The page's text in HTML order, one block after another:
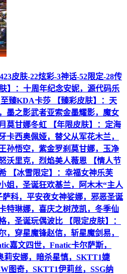
皮肤-22炫彩-3神话-52限定-28传
】：十周年纪念安妮，源代码乐
臻KDA卡莎 【臻彩皮肤】：天
墨之影武者亚索金墨耀影，魔女
莫甘娜冬虹 【年限皮肤】：定海
卡西奥佩娅，替父从军花木兰，
孙悟空，紫金罗刹莫甘娜，玉净
沃里克，烈焰美人薇恩 【情人节
【冰雪限定】：幸福女神乐芙
姐，圣诞狂欢基兰，阿木木“主人
科，平安夜女神娑娜，邪恶圣诞
特琳娜，喜庆之树茂凯，冬季仙
，圣诞玩偶波比 【限定皮肤】：
，穿星魔锋赵信，斩星魔剑易，
嘉文四世，Fnatic卡尔萨斯，
莉安娜，暗杀星慎，SKTT1婕
图奇，SKTT1伊莉丝，SSG纳